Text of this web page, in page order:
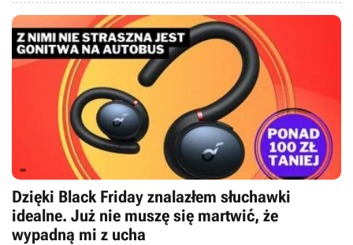
Dzięki Black Friday znalazłem słuchawki
idealne. Już nie muszę się martwić, że
wypadną mi z ucha